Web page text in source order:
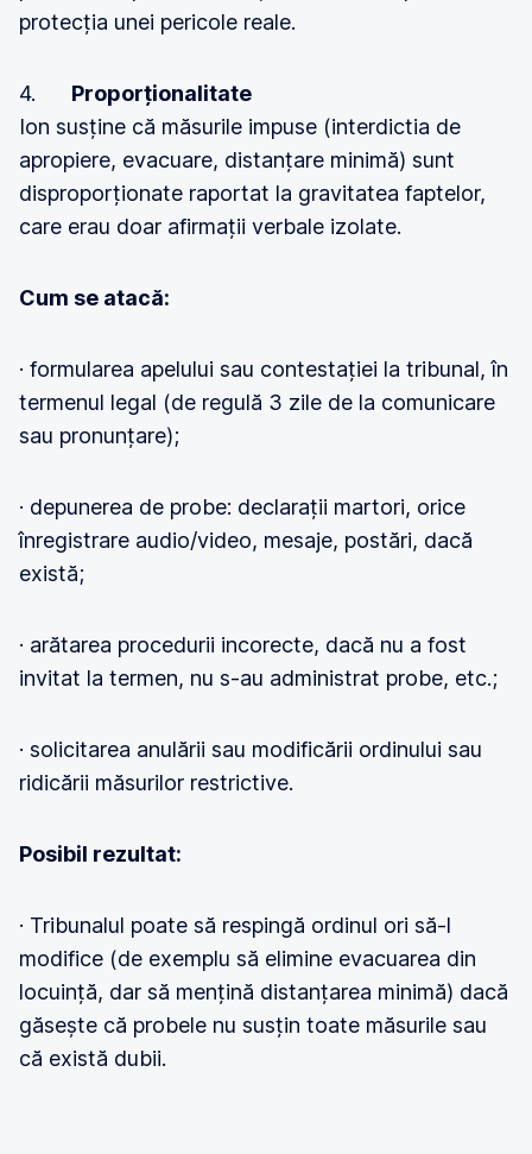
protecția unei pericole reale.
4. Proporționalitate
Ion susține că măsurile impuse (interdictia de
apropiere, evacuare, distanțare minimă) sunt
disproporționate raportat la gravitatea faptelor,
care erau doar afirmații verbale izolate.
Cum se atacă:
· formularea apelului sau contestației la tribunal, în
termenul legal (de regulă 3 zile de la comunicare
sau pronunțare);
· depunerea de probe: declarații martori, orice
înregistrare audio/video, mesaje, postări, dacă
există;
· arătarea procedurii incorecte, dacă nu a fost
invitat la termen, nu s-au administrat probe, etc.;
· solicitarea anulării sau modificării ordinului sau
ridicării măsurilor restrictive.
Posibil rezultat:
· Tribunalul poate să respingă ordinul ori să-l
modifice (de exemplu să elimine evacuarea din
locuință, dar să mențină distanțarea minimă) dacă
găsește că probele nu susțin toate măsurile sau
că există dubii.